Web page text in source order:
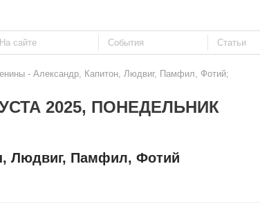
- Александр, Капитон, Людвиг, Памфил, Фотий;
2025, ПОНЕДЕЛЬНИК
Людвиг, Памфил, Фотий